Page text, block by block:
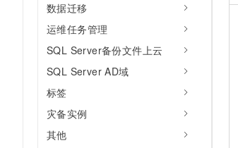
数据迁移
运维任务管理
SQL Server备份文件上云
SQL Server AD域
标签
灾备实例
其他